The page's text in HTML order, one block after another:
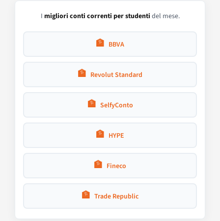
I migliori conti correnti per studenti del mese.
🏦 BBVA
🏦 Revolut Standard
🏦 SelfyConto
🏦 HYPE
🏦 Fineco
🏦 Trade Republic